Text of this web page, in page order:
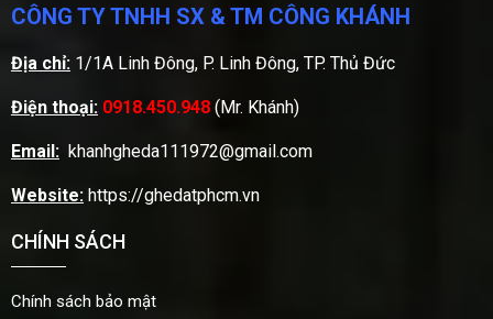
CÔNG TY TNHH SX & TM CÔNG KHÁNH
Địa chỉ: 1/1A Linh Đông, P. Linh Đông, TP. Thủ Đức
Điện thoại: 0918.450.948 (Mr. Khánh)
Email: khanhgheda111972@gmail.com
Website: https://ghedatphcm.vn
CHÍNH SÁCH
Chính sách bảo mật